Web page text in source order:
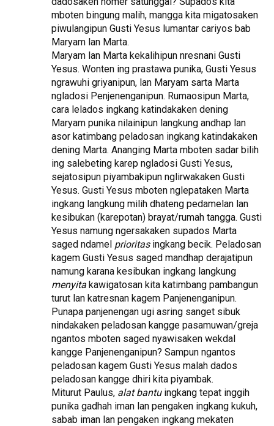
mboten bingung malih, mangga kita migatosaken
piwulangipun Gusti Yesus lumantar cariyos bab
Maryam lan Marta.
Maryam lan Marta kekalihipun nresnani Gusti
Yesus. Wonten ing prastawa punika, Gusti Yesus
ngrawuhi griyanipun, lan Maryam sarta Marta
ngladosi Penjenenganipun. Rumaosipun Marta,
cara lelados ingkang katindakaken dening
Maryam punika nilainipun langkung andhap lan
asor katimbang peladosan ingkang katindakaken
dening Marta. Ananging Marta mboten sadar bilih
ing salebeting karep ngladosi Gusti Yesus,
sejatosipun piyambakipun nglirwakaken Gusti
Yesus. Gusti Yesus mboten nglepataken Marta
ingkang langkung milih dhateng pedamelan lan
kesibukan (karepotan) brayat/rumah tangga. Gusti
Yesus namung ngersakaken supados Marta
saged ndamel prioritasingkang becik. Peladosan
kagem Gusti Yesus saged mandhap derajatipun
namung karana kesibukan ingkang langkung
menyita kawigatosan kita katimbang pambangun
turut lan katresnan kagem Panjenenganipun.
Punapa panjenengan ugi asring sanget sibuk
nindakaken peladosan kangge pasamuwan/greja
ngantos mboten saged nyawisaken wekdal
kangge Panjenenganipun? Sampun ngantos
peladosan kagem Gusti Yesus malah dados
peladosan kangge dhiri kita piyambak.
Miturut Paulus, alat bantuingkang tepat inggih
punika gadhah iman lan pengaken ingkang kukuh,
sabab iman lan pengaken ingkang mekaten